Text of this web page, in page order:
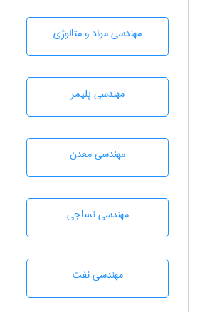
مهندسی مواد و متالوژی
مهندسی پليمر
مهندسی معدن
مهندسي نساجی
مهندسی نفت